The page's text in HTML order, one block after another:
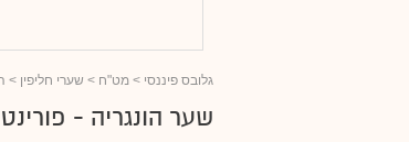
גלובס פיננסי > מט"ח > שערי חליפין >
שער הונגריה - פורינט